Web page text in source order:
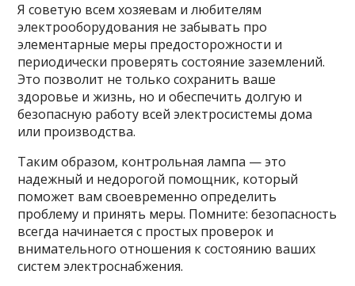
Я советую всем хозяевам и любителям
электрооборудования не забывать про
элементарные меры предосторожности и
периодически проверять состояние заземлений.
Это позволит не только сохранить ваше
здоровье и жизнь, но и обеспечить долгую и
безопасную работу всей электросистемы дома
или производства.
Таким образом, контрольная лампа — это
надежный и недорогой помощник, который
поможет вам своевременно определить
проблему и принять меры. Помните: безопасность
всегда начинается с простых проверок и
внимательного отношения к состоянию ваших
систем электроснабжения.